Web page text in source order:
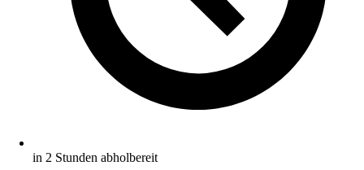
in 2 Stunden abholbereit